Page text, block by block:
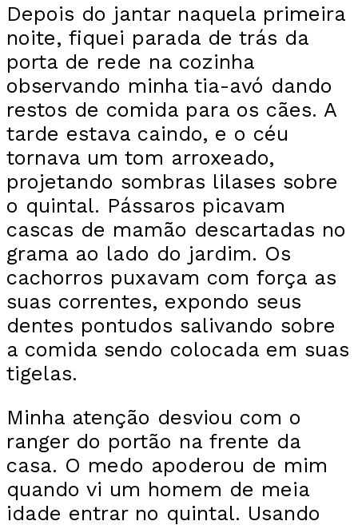
Depois do jantar naquela primeira
noite, fiquei parada de trás da
porta de rede na cozinha
observando minha tia-avó dando
restos de comida para os cães. A
tarde estava caindo, e o céu
tornava um tom arroxeado,
projetando sombras lilases sobre
o quintal. Pássaros picavam
cascas de mamão descartadas no
grama ao lado do jardim. Os
cachorros puxavam com força as
suas correntes, expondo seus
dentes pontudos salivando sobre
a comida sendo colocada em suas
tigelas.
Minha atenção desviou com o
ranger do portão na frente da
casa. O medo apoderou de mim
quando vi um homem de meia
idade entrar no quintal. Usando